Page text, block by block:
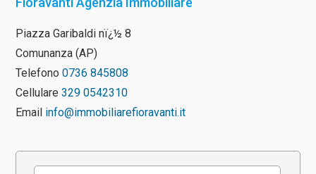
Piazza Garibaldi nï¿½ 8
Comunanza (AP)
Telefono 0736 845808
Cellulare 329 0542310
Email info@immobiliarefioravanti.it